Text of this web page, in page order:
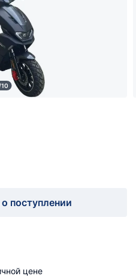
поступлении
цене